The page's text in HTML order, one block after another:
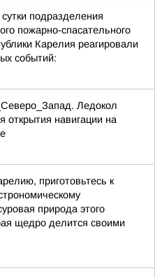
подразделения
пожарно-спасательного
Карелия реагировали
событий:
Ледокол
открытия навигации на
приготовьтесь к
природа этого
щедро делится своими